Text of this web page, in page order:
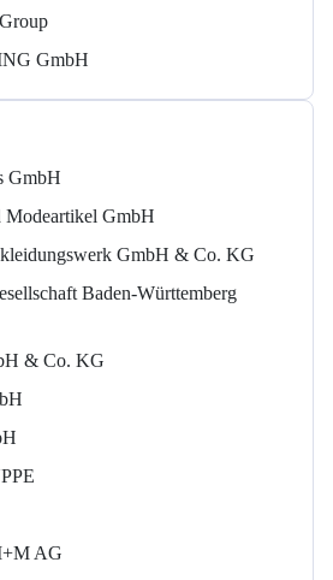
GmbH
GmbH
GmbH
GmbH & Co. KG
Baden-Württemberg
& Co. KG
AG